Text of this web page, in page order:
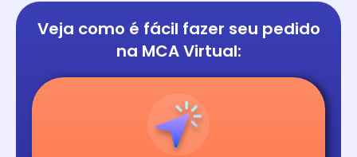
Veja como é fácil fazer seu pedido
na MCA Virtual: